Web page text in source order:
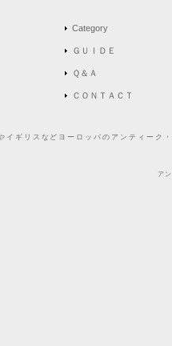
Category
ＧＵＩＤＥ
Ｑ＆Ａ
ＣＯＮＴＡＣＴ
ギリスなどヨーロッパのアンティーク
ア